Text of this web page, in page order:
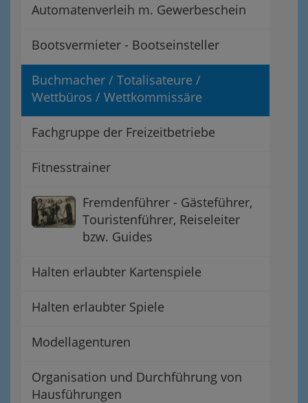
Automatenverleih m. Gewerbeschein
Bootsvermieter - Bootseinsteller
Buchmacher / Totalisateure /
Wettbüros / Wettkommissäre
Fachgruppe der Freizeitbetriebe
Fitnesstrainer
Fremdenführer - Gästeführer,
Touristenführer, Reiseleiter
bzw. Guides
Halten erlaubter Kartenspiele
Halten erlaubter Spiele
Modellagenturen
Organisation und Durchführung von
Hausführungen